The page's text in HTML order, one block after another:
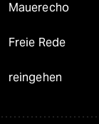
Mauerecho
Freie Rede
reingehen